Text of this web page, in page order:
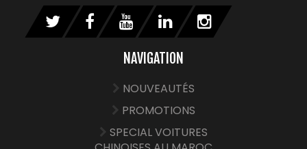
NAVIGATION
NOUVEAUTÉS
PROMOTIONS
SPECIAL VOITURES